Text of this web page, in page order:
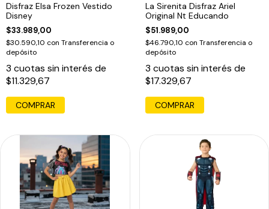
Disfraz Elsa Frozen Vestido
Disney
$33.989,00
$30.590,10 con Transferencia o
depósito
3 cuotas sin interés de
$11.329,67
COMPRAR
La Sirenita Disfraz Ariel
Original Nt Educando
$51.989,00
$46.790,10 con Transferencia o
depósito
3 cuotas sin interés de
$17.329,67
COMPRAR